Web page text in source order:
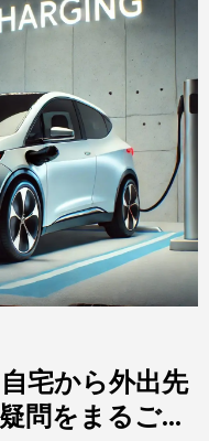
宅から外出先
問をまるごと